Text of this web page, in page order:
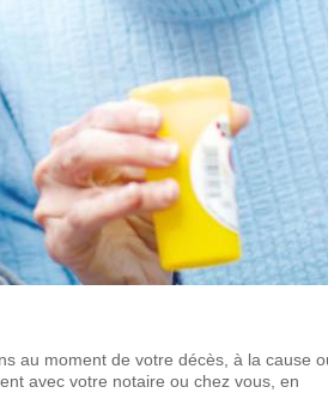
au moment de votre décès, à la cause
avec votre notaire ou chez vous, en